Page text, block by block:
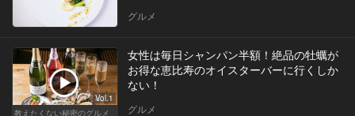
グルメ
Vol.1
教えたくない秘密のグルメ
女性は毎日シャンパン半額！絶品の牡蠣が
お得な恵比寿のオイスターバーに行くしか
ない！
グルメ